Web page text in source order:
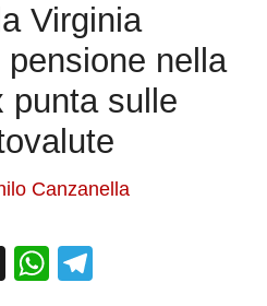
Virginia
nella
punta sulle
Canzanella
T
W